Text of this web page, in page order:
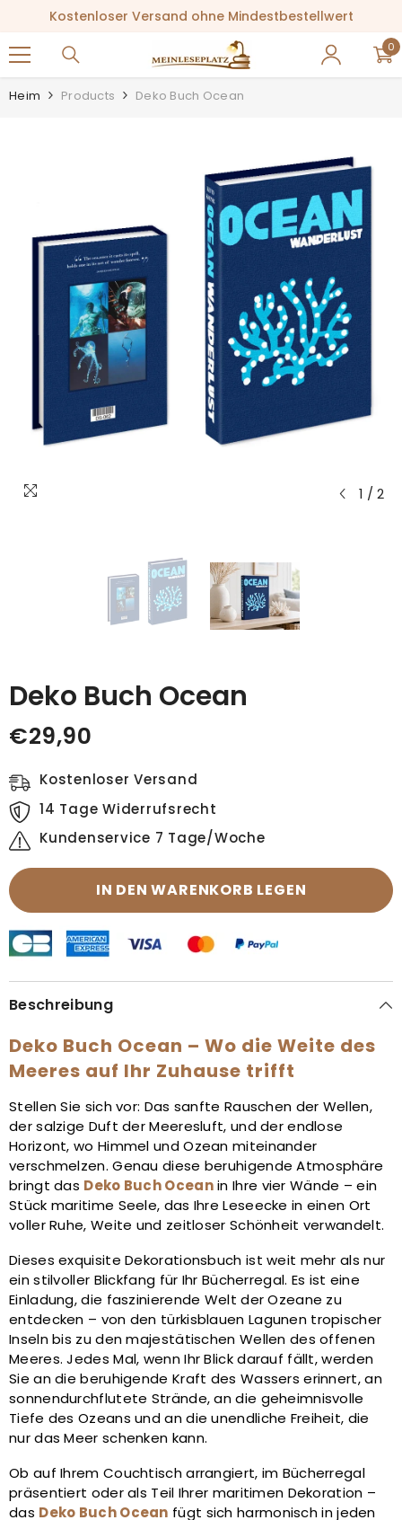
Kostenloser Versand ohne Mindestbestellwert
0
0
Heim Products Deko Buch Ocean
1 / 2
Deko Buch Ocean
€29,90
Kostenloser Versand
14 Tage Widerrufsrecht
Kundenservice 7 Tage/Woche
IN DEN WARENKORB LEGEN
Beschreibung
Deko Buch Ocean – Wo die Weite des
Meeres auf Ihr Zuhause trifft
Stellen Sie sich vor: Das sanfte Rauschen der Wellen,
der salzige Duft der Meeresluft, und der endlose
Horizont, wo Himmel und Ozean miteinander
verschmelzen. Genau diese beruhigende Atmosphäre
bringt das Deko Buch Oceanin Ihre vier Wände – ein
Stück maritime Seele, das Ihre Leseecke in einen Ort
voller Ruhe, Weite und zeitloser Schönheit verwandelt.
Dieses exquisite Dekorationsbuch ist weit mehr als nur
ein stilvoller Blickfang für Ihr Bücherregal. Es ist eine
Einladung, die faszinierende Welt der Ozeane zu
entdecken – von den türkisblauen Lagunen tropischer
Inseln bis zu den majestätischen Wellen des offenen
Meeres. Jedes Mal, wenn Ihr Blick darauf fällt, werden
Sie an die beruhigende Kraft des Wassers erinnert, an
sonnendurchflutete Strände, an die geheimnisvolle
Tiefe des Ozeans und an die unendliche Freiheit, die
nur das Meer schenken kann.
Ob auf Ihrem Couchtisch arrangiert, im Bücherregal
präsentiert oder als Teil Ihrer maritimen Dekoration –
das Deko Buch Ocean fügt sich harmonisch in jeden